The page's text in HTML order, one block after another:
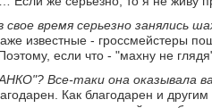
время серьезно занялись
известные - гроссмейстеры
если что - "махну не
Все-таки она оказывала
Как благодарен и